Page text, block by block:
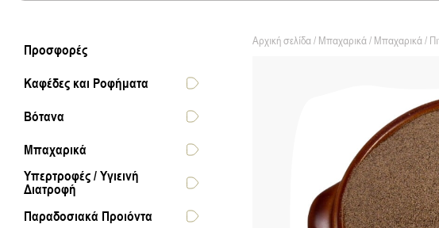
Προσφορές
Καφέδες και Ροφήματα
Βότανα
Μπαχαρικά
Υπερτροφές / Υγιεινή
Διατροφή
Παραδοσιακά Προιόντα
Αρχική σελίδα/ Μπαχαρικά/ Μπαχαρικά/